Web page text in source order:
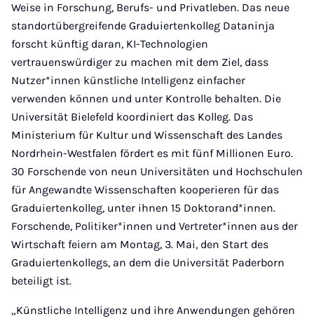
Weise in Forschung, Berufs- und Privatleben. Das neue
standortübergreifende Graduiertenkolleg Dataninja
forscht künftig daran, KI-Technologien
vertrauenswürdiger zu machen mit dem Ziel, dass
Nutzer*innen künstliche Intelligenz einfacher
verwenden können und unter Kontrolle behalten. Die
Universität Bielefeld koordiniert das Kolleg. Das
Ministerium für Kultur und Wissenschaft des Landes
Nordrhein-Westfalen fördert es mit fünf Millionen Euro.
30 Forschende von neun Universitäten und Hochschulen
für Angewandte Wissenschaften kooperieren für das
Graduiertenkolleg, unter ihnen 15 Doktorand*innen.
Forschende, Politiker*innen und Vertreter*innen aus der
Wirtschaft feiern am Montag, 3. Mai, den Start des
Graduiertenkollegs, an dem die Universität Paderborn
beteiligt ist.
„Künstliche Intelligenz und ihre Anwendungen gehören